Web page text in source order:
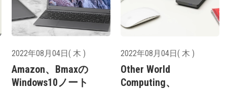
2022年08月04日( 木 )
Amazon、Bmaxの
Windows10ノート
2022年08月04日( 木 )
Other World
Computing、